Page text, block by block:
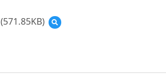
(571.85KB)
預
覽